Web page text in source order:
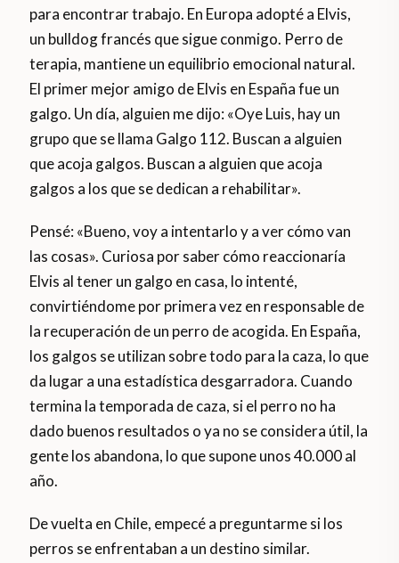
para encontrar trabajo. En Europa adopté a Elvis,
un bulldog francés que sigue conmigo. Perro de
terapia, mantiene un equilibrio emocional natural.
El primer mejor amigo de Elvis en España fue un
galgo. Un día, alguien me dijo: «Oye Luis, hay un
grupo que se llama Galgo 112. Buscan a alguien
que acoja galgos. Buscan a alguien que acoja
galgos a los que se dedican a rehabilitar».
Pensé: «Bueno, voy a intentarlo y a ver cómo van
las cosas». Curiosa por saber cómo reaccionaría
Elvis al tener un galgo en casa, lo intenté,
convirtiéndome por primera vez en responsable de
la recuperación de un perro de acogida. En España,
los galgos se utilizan sobre todo para la caza, lo que
da lugar a una estadística desgarradora. Cuando
termina la temporada de caza, si el perro no ha
dado buenos resultados o ya no se considera útil, la
gente los abandona, lo que supone unos 40.000 al
año.
De vuelta en Chile, empecé a preguntarme si los
perros se enfrentaban a un destino similar.